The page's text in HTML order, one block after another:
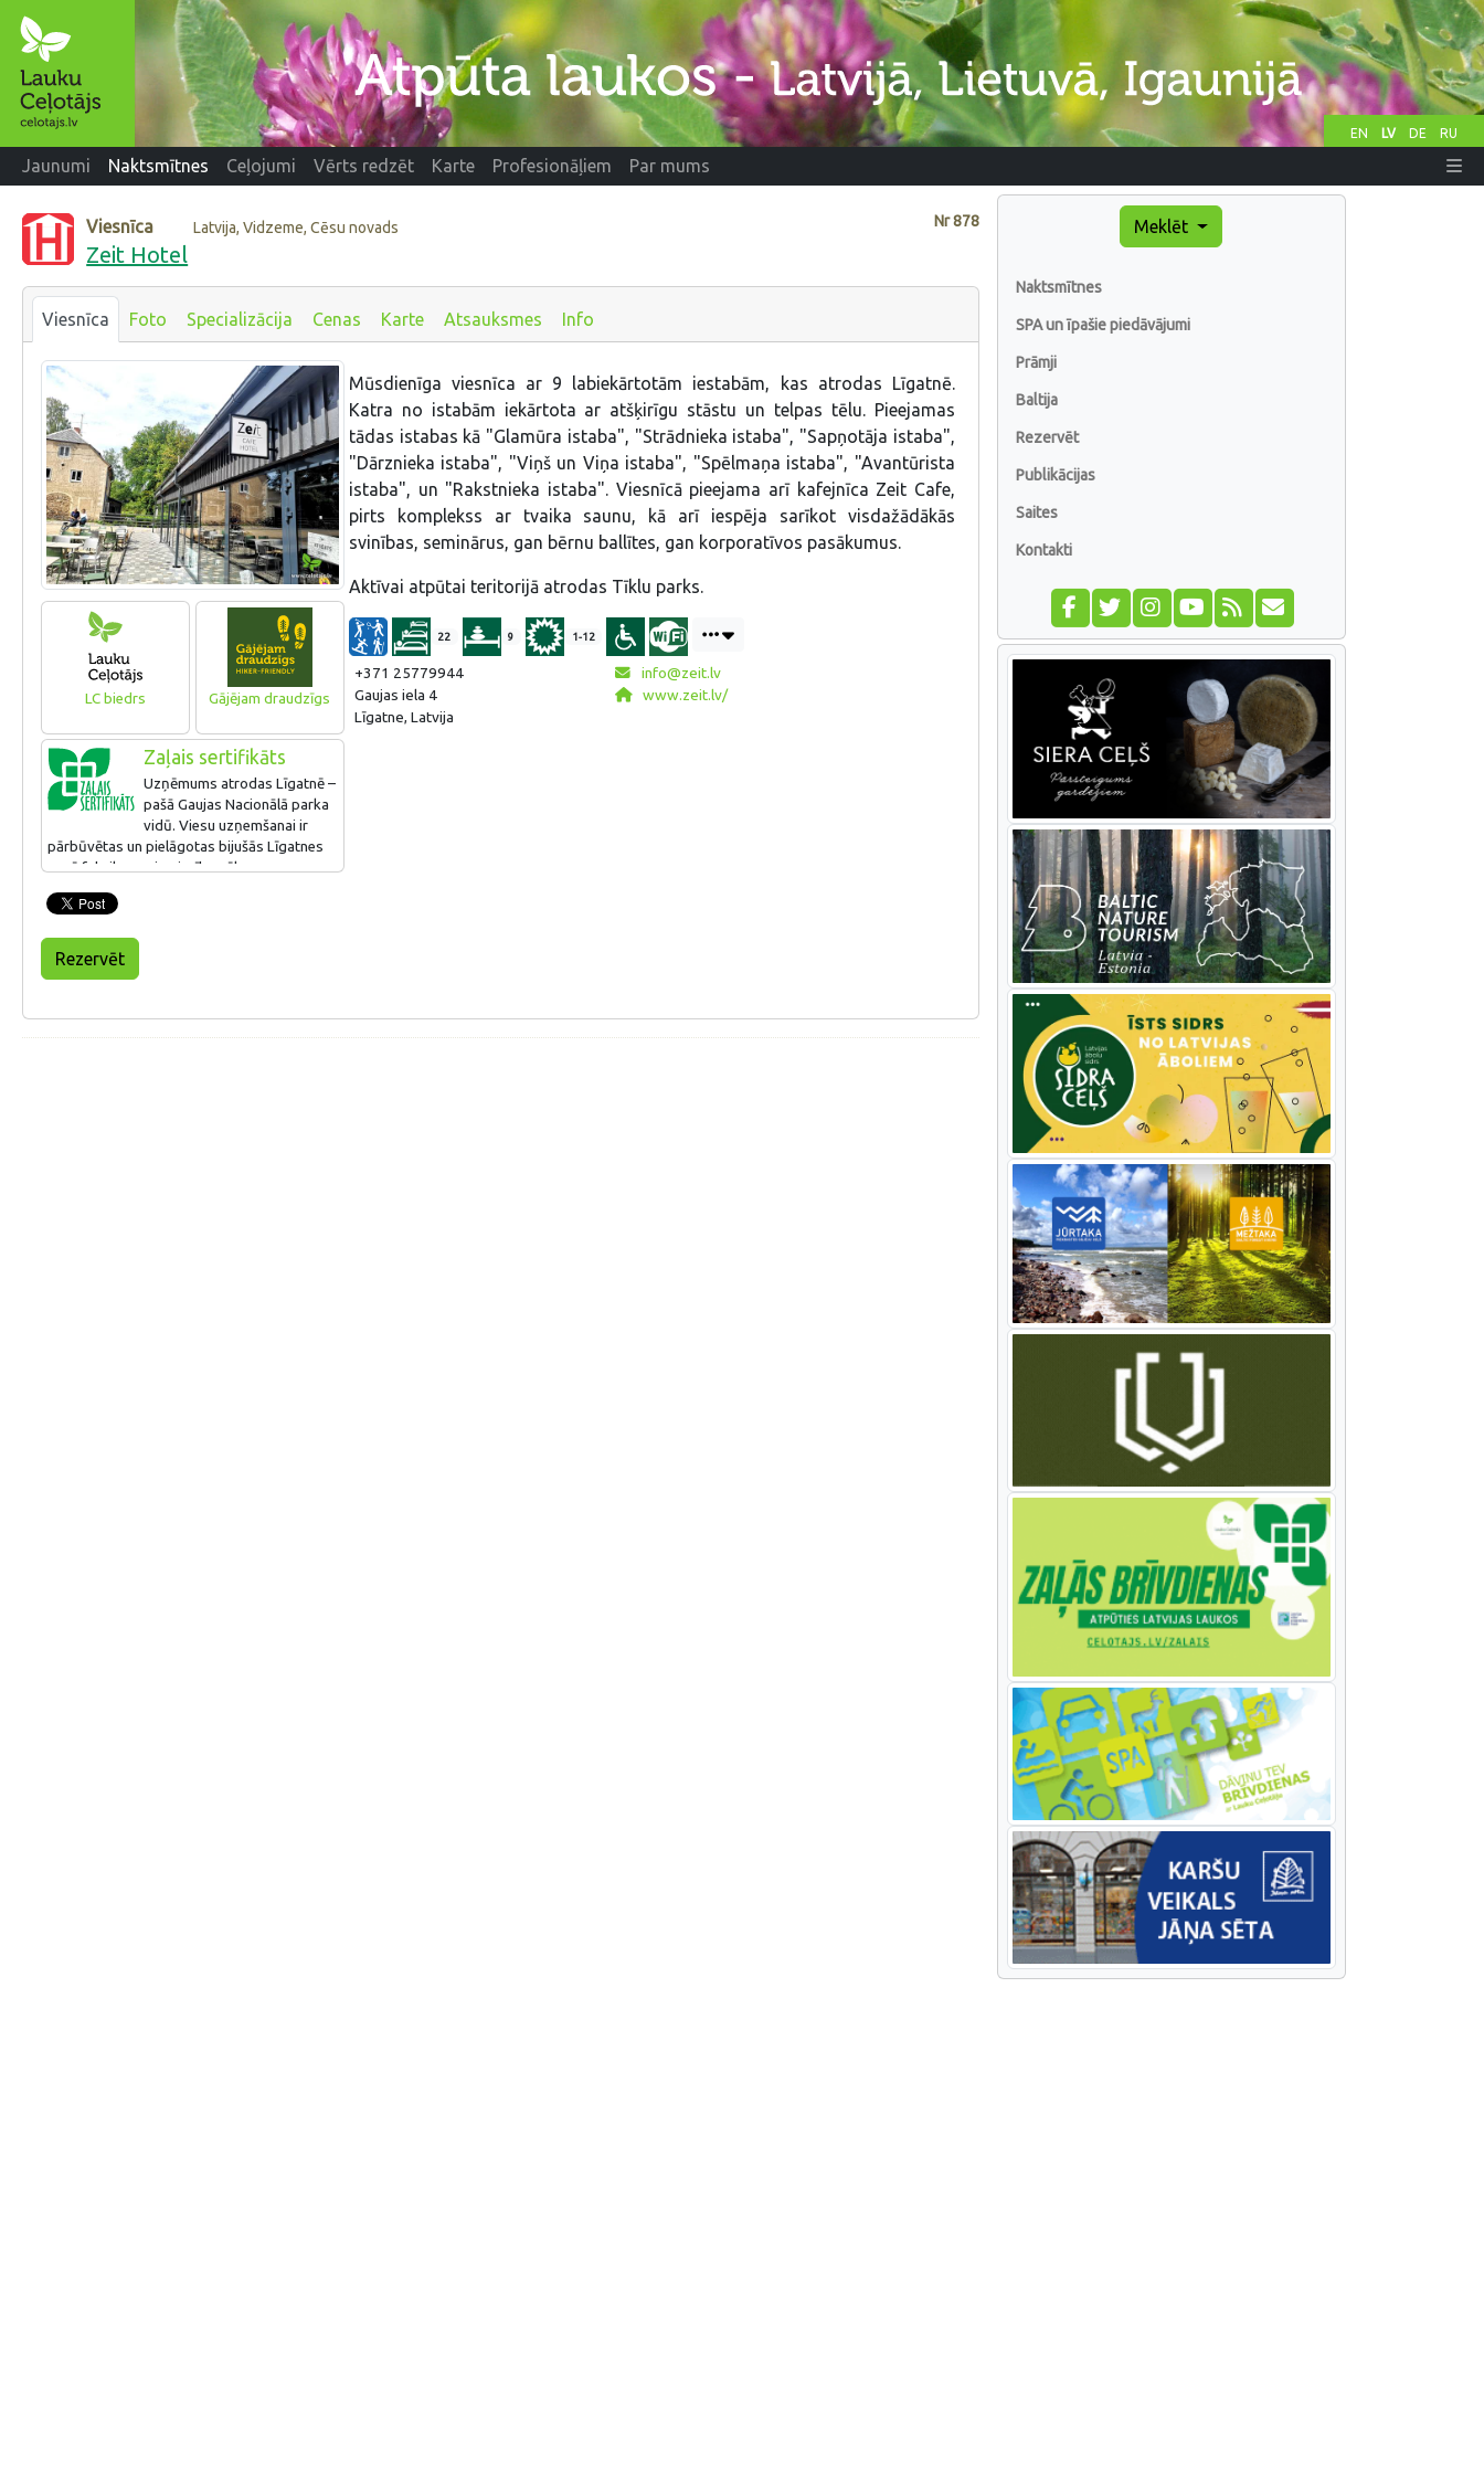
EN LV DE RU
Jaunumi Naktsmītnes Ceļojumi Vērts redzēt Karte Profesionāļiem Par mums
Nr878
Viesnīca Latvija, Vidzeme, Cēsu novads
Zeit Hotel
Viesnīca Foto Specializācija Cenas Karte Atsauksmes Info
LC biedrs Gājējam draudzīgs
Zaļais sertifikāts
Uzņēmums atrodas Līgatnē –
pašā Gaujas Nacionālā parka
vidū. Viesu uzņemšanai ir
pārbūvētas un pielāgotas bijušās Līgatnes
papīrfabrikas saimniecības ēkas.
nacionālā parka dabas vērtībām. Uzņēmumā
dažādas āra aktivitātes. Zaļo sertifikātu
iegūst pirmo reizi!
Mūsdienīga viesnīca ar 9 labiekārtotām iestabām, kas atrodas Līgatnē.
Katra no istabām iekārtota ar atšķirīgu stāstu un telpas tēlu. Pieejamas
tādas istabas kā "Glamūra istaba", "Strādnieka istaba", "Sapņotāja istaba",
"Dārznieka istaba", "Viņš un Viņa istaba", "Spēlmaņa istaba", "Avantūrista
istaba", un "Rakstnieka istaba". Viesnīcā pieejama arī kafejnīca Zeit Cafe,
pirts komplekss ar tvaika saunu, kā arī iespēja sarīkot visdažādākās
svinības, seminārus, gan bērnu ballītes, gan korporatīvos pasākumus.
Aktīvai atpūtai teritorijā atrodas Tīklu parks.
22 9 1-12
+371 25779944
Gaujas iela 4
Līgatne, Latvija
info@zeit.lv
www.zeit.lv/
Rezervēt
Meklēt
Naktsmītnes
SPA un īpašie piedāvājumi
Prāmji
Baltija
Rezervēt
Publikācijas
Saites
Kontakti